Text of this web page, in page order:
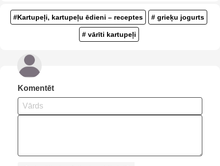
#Kartupeļi, kartupeļu ēdieni – receptes # grieķu jogurts
# vārīti kartupeļi
Komentēt